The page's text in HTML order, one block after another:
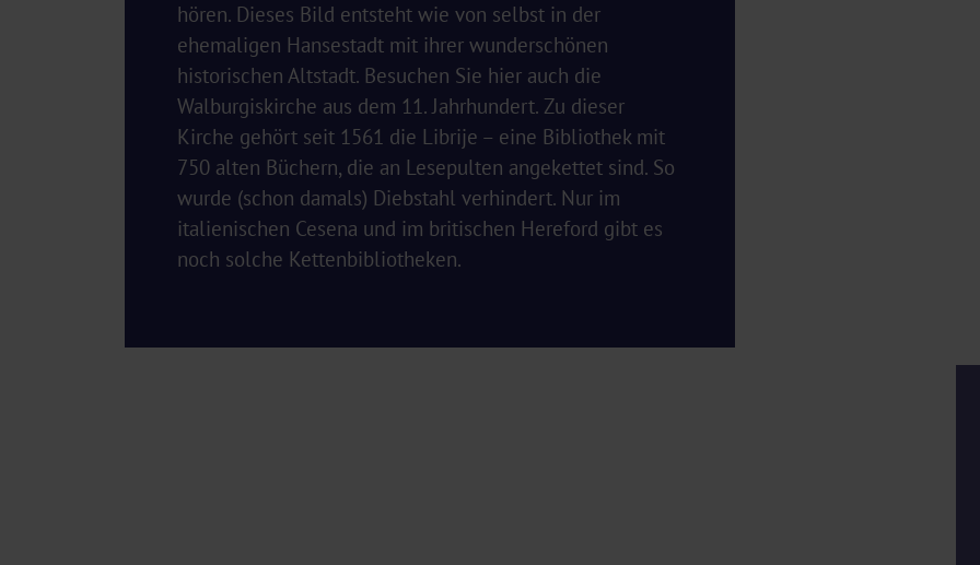
hören. Dieses Bild entsteht wie von selbst in der
ehemaligen Hansestadt mit ihrer wunderschönen
historischen Altstadt. Besuchen Sie hier auch die
Walburgiskirche aus dem 11. Jahrhundert. Zu dieser
Kirche gehört seit 1561 die Librije – eine Bibliothek mit
750 alten Büchern, die an Lesepulten angekettet sind. So
wurde (schon damals) Diebstahl verhindert. Nur im
italienischen Cesena und im britischen Hereford gibt es
noch solche Kettenbibliotheken.